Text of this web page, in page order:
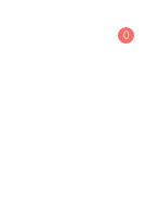
0